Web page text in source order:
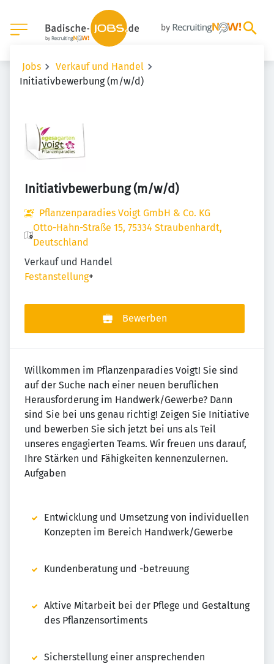
Jobs
Verkauf und Handel
Initiativbewerbung (m/w/d)
Initiativbewerbung (m/w/d)
Pflanzenparadies Voigt GmbH & Co. KG
Otto-Hahn-Straße 15, 75334 Straubenhardt,
Deutschland
Verkauf und Handel
Festanstellung+
Bewerben
Willkommen im Pflanzenparadies Voigt! Sie sind
auf der Suche nach einer neuen beruflichen
Herausforderung im Handwerk/Gewerbe? Dann
sind Sie bei uns genau richtig! Zeigen Sie Initiative
und bewerben Sie sich jetzt bei uns als Teil
unseres engagierten Teams. Wir freuen uns darauf,
Ihre Stärken und Fähigkeiten kennenzulernen.
Aufgaben
Entwicklung und Umsetzung von individuellen
Konzepten im Bereich Handwerk/Gewerbe
Kundenberatung und -betreuung
Aktive Mitarbeit bei der Pflege und Gestaltung
des Pflanzensortiments
Sicherstellung einer ansprechenden